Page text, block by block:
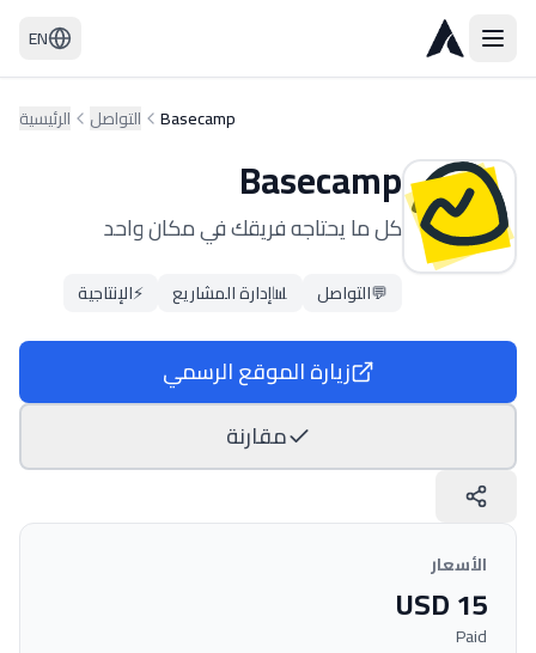
EN
الرئيسية التواصل Basecamp
Basecamp
كل ما يحتاجه فريقك في مكان واحد
💬التواصل 📊إدارة المشاريع ⚡الإنتاجية
زيارة الموقع الرسمي
مقارنة
الأسعار
USD 15
Paid